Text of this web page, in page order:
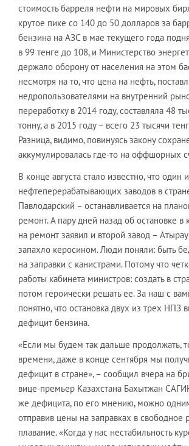
стоимость барреля нефти на мировых
крутое пике со 140 до 50 долларов за
бензина на АЗС в мае текущего года
в 99 тенге до 108, и Министерство
держало оборону от населения на этом
несмотря на то, что цена на нефть,
недропользователями на внутренний
переработку в 2014 году, составляла 48
тонну, а в 2015 году – всего 23 тысячи
Разница, видимо, повинуясь закону
аккумулировалась где-то на оффшорных
В конце августа стало известно, что один
нефтеперерабатывающих заводов в
Павлодарский – останавливается на
ремонт. А пару дней назад об остановке в
на ремонт заявил и второй завод –
запахло керосином. Люди поняли: быть
на заправки с канистрами. Потому что
работы кабинета министров: создать в
потом героически решать ее. За наш с
понятно, что остановка двух из трех НПЗ
дефицит бензина.
«Если мы будем так дальше продолжать,
времени, даже в конце сентября мы
дефицит в стране», – сообщил вчера на
вице-премьер Казахстана Бахытжан
же дефицита, по его мнению, можно
отправив цены на заправках в свободное
плавание. «Когда у нас нестабильность